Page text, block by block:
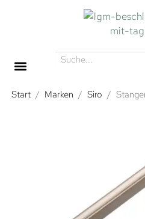
Start / Marken / Siro /